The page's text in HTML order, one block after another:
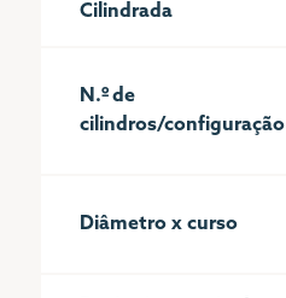
Cilindrada
N.º de
cilindros/configuração
Diâmetro x curso